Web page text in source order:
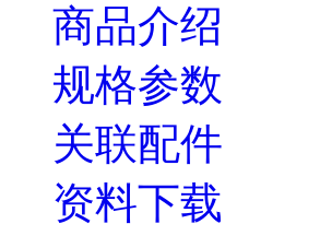
商品介绍
规格参数
关联配件
资料下载